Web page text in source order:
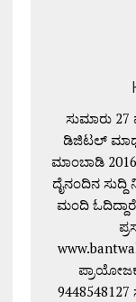
ಸುಮಾರು
ಡಿಜಿಟಲ್
ಮಾಂಬಾಡಿ
ದೈನಂದಿನ
ಮಂದಿ ಓದಿದ್ದಾರೆ,